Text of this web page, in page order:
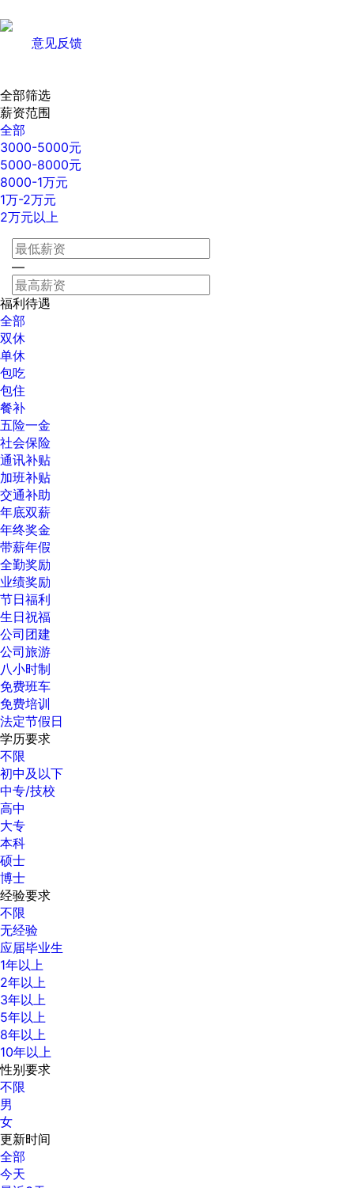
意见反馈
全部筛选
薪资范围
全部
3000-5000元
5000-8000元
8000-1万元
1万-2万元
2万元以上
—
福利待遇
全部
双休
单休
包吃
包住
餐补
五险一金
社会保险
通讯补贴
加班补贴
交通补助
年底双薪
年终奖金
带薪年假
全勤奖励
业绩奖励
节日福利
生日祝福
公司团建
公司旅游
八小时制
免费班车
免费培训
法定节假日
学历要求
不限
初中及以下
中专/技校
高中
大专
本科
硕士
博士
经验要求
不限
无经验
应届毕业生
1年以上
2年以上
3年以上
5年以上
8年以上
10年以上
性别要求
不限
男
女
更新时间
全部
今天